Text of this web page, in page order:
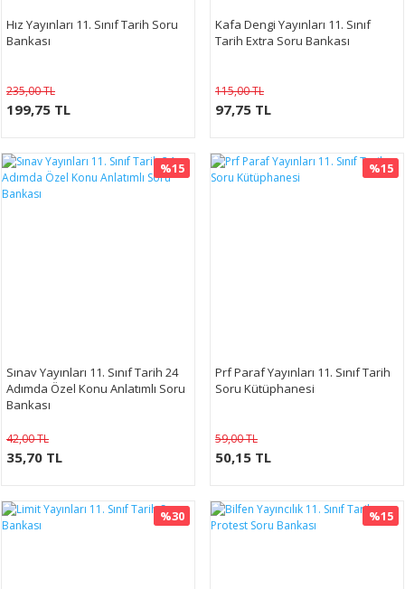
Hız Yayınları 11. Sınıf Tarih Soru
Bankası
235,00 TL
199,75 TL
Kafa Dengi Yayınları 11. Sınıf
Tarih Extra Soru Bankası
115,00 TL
97,75 TL
%15
Sınav Yayınları 11. Sınıf Tarih 24
Adımda Özel Konu Anlatımlı Soru
Bankası
42,00 TL
35,70 TL
%15
Prf Paraf Yayınları 11. Sınıf Tarih
Soru Kütüphanesi
59,00 TL
50,15 TL
%30 %15